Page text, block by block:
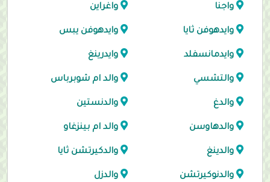
واجنا واغراين
وايدهوفن ثايا وايدهوفن يبس
وايدمانسفلد وايدرينغ
والتشسي والد ام شوبرباس
والدغ والدنستين
والدهاوسن والد ام بينزغاو
والدينغ والدكيرتشن ثايا
والدنوكيرتشن والدزل